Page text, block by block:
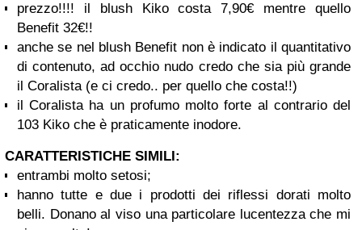
prezzo!!!! il blush Kiko costa 7,90€ mentre quello
Benefit 32€!!
anche se nel blush Benefit non è indicato il quantitativo
di contenuto, ad occhio nudo credo che sia più grande
il Coralista (e ci credo.. per quello che costa!!)
il Coralista ha un profumo molto forte al contrario del
103 Kiko che è praticamente inodore.
CARATTERISTICHE SIMILI:
entrambi molto setosi;
hanno tutte e due i prodotti dei riflessi dorati molto
belli. Donano al viso una particolare lucentezza che mi